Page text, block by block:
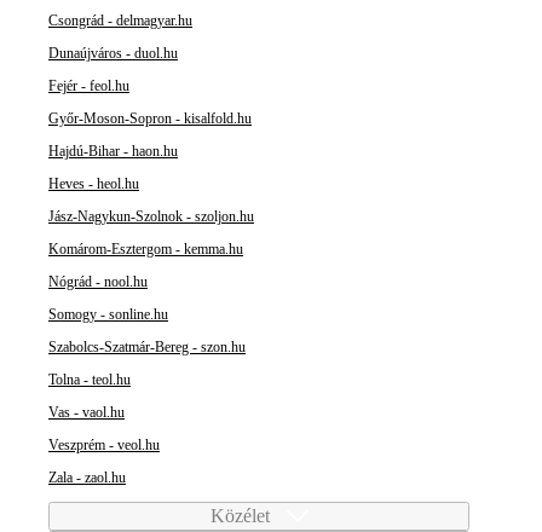
Csongrád - delmagyar.hu
Dunaújváros - duol.hu
Fejér - feol.hu
Győr-Moson-Sopron - kisalfold.hu
Hajdú-Bihar - haon.hu
Heves - heol.hu
Jász-Nagykun-Szolnok - szoljon.hu
Komárom-Esztergom - kemma.hu
Nógrád - nool.hu
Somogy - sonline.hu
Szabolcs-Szatmár-Bereg - szon.hu
Tolna - teol.hu
Vas - vaol.hu
Veszprém - veol.hu
Zala - zaol.hu
Közélet